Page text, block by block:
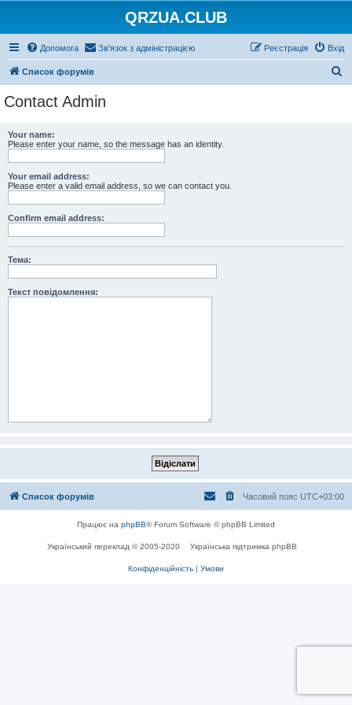
QRZUA.CLUB
Допомога Зв'язок з адміністрацією Вхід
Реєстрація
Список форумів
Contact Admin
Your name:
Please enter your name, so the message has an identity.
Your email address:
Please enter a valid email address, so we can contact you.
Confirm email address:
Тема:
Текст повідомлення:
Список форумів Часовий пояс UTC+03:00
Працює на phpBB® Forum Software © phpBB Limited
Український переклад © 2005-2020 Українська підтримка phpBB
Конфіденційність | Умови